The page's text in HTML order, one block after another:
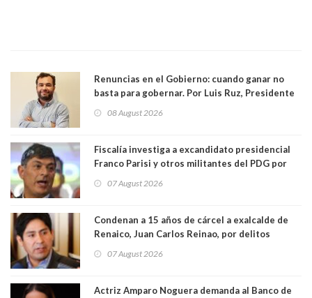
Renuncias en el Gobierno: cuando ganar no
basta para gobernar. Por Luis Ruz, Presidente
08 August 2026
Fiscalía investiga a excandidato presidencial
Franco Parisi y otros militantes del PDG por
07 August 2026
Condenan a 15 años de cárcel a exalcalde de
Renaico, Juan Carlos Reinao, por delitos
07 August 2026
Actriz Amparo Noguera demanda al Banco de